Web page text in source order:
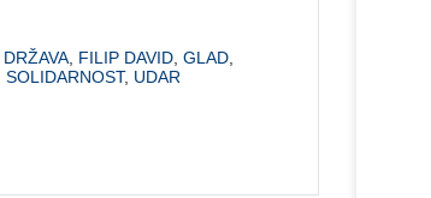
DRŽAVA FILIP DAVID GLAD
SOLIDARNOST, UDAR